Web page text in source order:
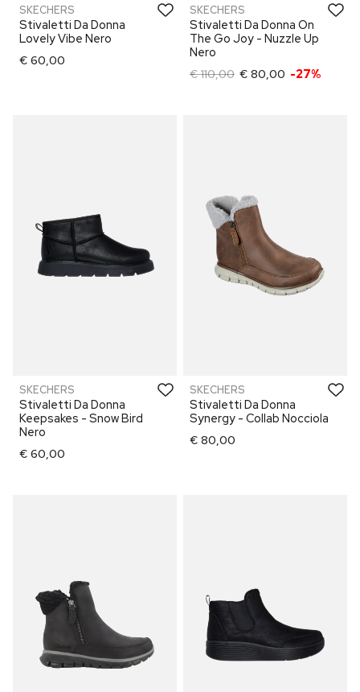
SKECHERS
Stivaletti Da Donna
Lovely Vibe Nero
€ 60,00
SKECHERS
Stivaletti Da Donna On
The Go Joy - Nuzzle Up
Nero
€ 110,00 € 80,00 -27%
SKECHERS
Stivaletti Da Donna
Keepsakes - Snow Bird
Nero
€ 60,00
SKECHERS
Stivaletti Da Donna
Synergy - Collab Nocciola
€ 80,00